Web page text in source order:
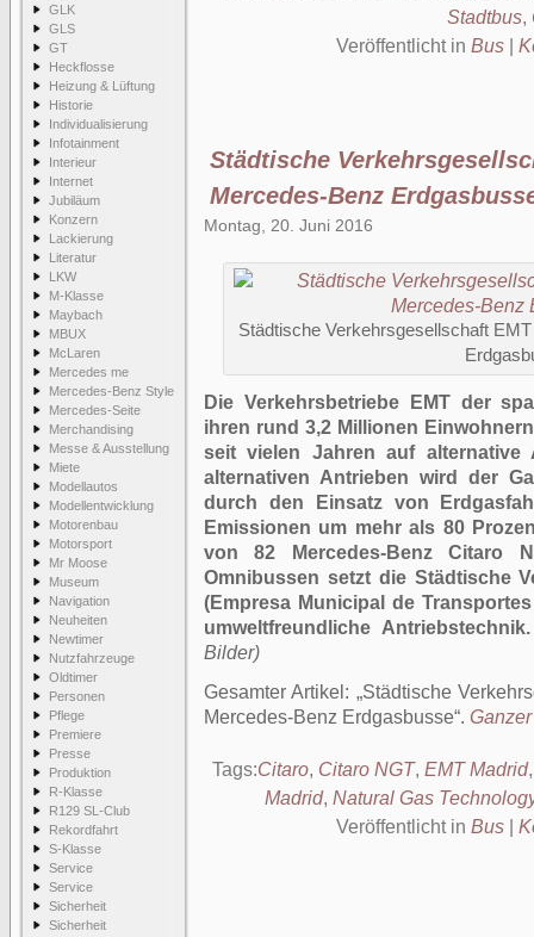
GLK
GLS
GT
Heckflosse
Heizung & Lüftung
Historie
Individualisierung
Infotainment
Interieur
Internet
Jubiläum
Konzern
Lackierung
Literatur
LKW
M-Klasse
Maybach
MBUX
McLaren
Mercedes me
Mercedes-Benz Style
Mercedes-Seite
Merchandising
Messe & Ausstellung
Miete
Modellautos
Modellentwicklung
Motorenbau
Motorsport
Mr Moose
Museum
Navigation
Neuheiten
Newtimer
Nutzfahrzeuge
Oldtimer
Personen
Pflege
Premiere
Presse
Produktion
R-Klasse
R129 SL-Club
Rekordfahrt
S-Klasse
Service
Service
Sicherheit
Sicherheit
Stadtbus,
Veröffentlicht in Bus|
Städtische
Mercedes-Benz
Montag, 20. Juni 2016
Städtische Verkehrsgesellschaft
Die Verkehrsbetriebe EMT der
ihren rund 3,2 Millionen
seit vielen Jahren auf alternative
alternativen Antrieben wird der
durch den Einsatz von
Emissionen um mehr als 80
von 82 Mercedes-Benz Citaro
Omnibussen setzt die Städtische
(Empresa Municipal de
umweltfreundliche Antriebstechnik.
Bilder)
Gesamter Artikel:
Städtische
Mercedes-Benz Erdgasbusse .
Tags:Citaro, Citaro NGT, EMT Madrid
Madrid, Natural Gas
Veröffentlicht in Bus|